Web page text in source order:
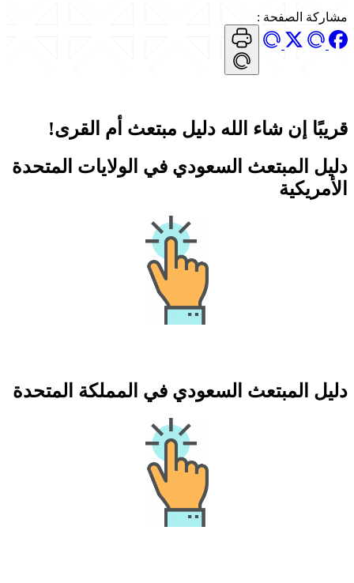
مشاركة الصفحة :
قريبًا إن شاء الله دليل مبتعث أم القرى!
دليل المبتعث السعودي في الولايات المتحدة
الأمريكية
دليل المبتعث السعودي في المملكة المتحدة